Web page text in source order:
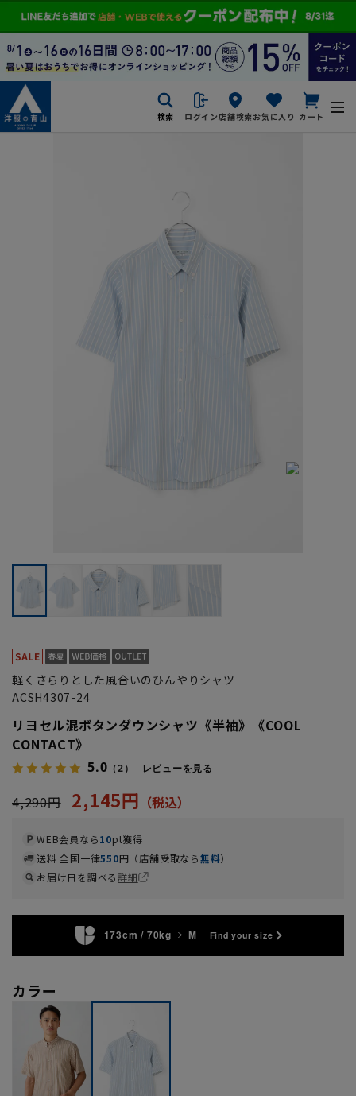
検索 ログイン店舗検索お気に入り カート
軽くさらりとした風合いのひんやりシャツ
ACSH4307-24
リヨセル混ボタンダウンシャツ《半袖》《COOL
CONTACT》
5.0 （2） レビューを見る
4,290円 2,145円
WEB会員なら10pt獲得
送料 全国一律550円（店舗受取なら無料）
お届け日を調べる詳細
173cm / 70kg M Find your size
カラー